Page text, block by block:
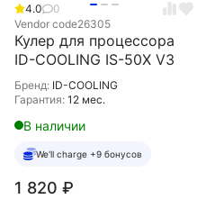
4.0
0
Vendor code26305
Кулер для процессора
ID-COOLING IS-50X V3
Бренд: ID-COOLING
Гарантия: 12 мес.
В наличии
We'll charge +9 бонусов
1 820 ₽